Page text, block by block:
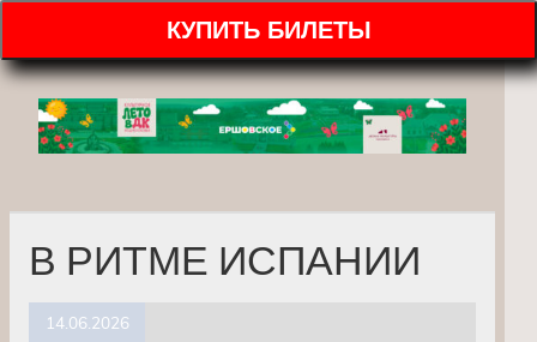
КУПИТЬ БИЛЕТЫ
В РИТМЕ ИСПАНИИ
14.06.2026